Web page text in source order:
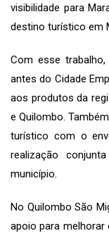
visibilidade para
destino turístico em
Com esse trabalho,
antes do Cidade
aos produtos da
e Quilombo.
turístico com o
realização
município.
No Quilombo São
apoio para melhorar